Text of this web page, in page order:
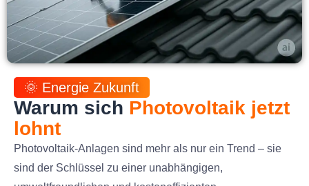
🌞 Energie Zukunft
Warum sich Photovoltaik jetzt
lohnt
Photovoltaik-Anlagen sind mehr als nur ein Trend – sie
sind der Schlüssel zu einer unabhängigen,